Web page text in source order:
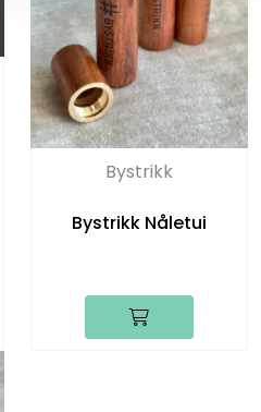
Bystrikk
Bystrikk Nåletui